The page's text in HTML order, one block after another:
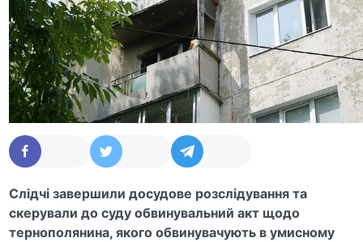
Слідчі завершили досудове розслідування та
скерували до суду обвинувальний акт щодо
тернополянина, якого обвинувачують в умисному